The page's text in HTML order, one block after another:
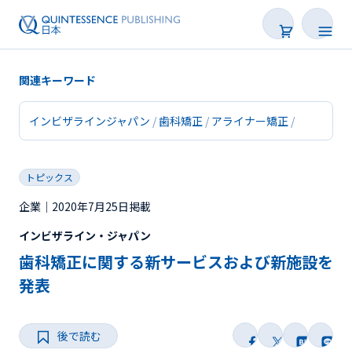
新着
トピックス
関連キーワード
インビザラインジャパン 歯科矯正 アライナー矯正
トピックス
企業｜2020年7月25日掲載
インビザライン・ジャパン
歯科矯正に関する新サービスおよび新施設を
発表
後で読む